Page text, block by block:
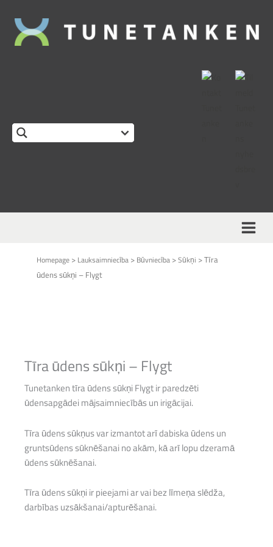
Homepage > Lauksaimniecība > Būvniecība >Sūkņi >Tīra
ūdens sūkņi – Flygt
Tīra ūdens sūkņi – Flygt
Tunetanken tīra ūdens sūkņi Flygt ir paredzēti
ūdensapgādei mājsaimniecībās un irigācijai.
Tīra ūdens sūkņus var izmantot arī dabiska ūdens un
gruntsūdens sūknēšanai no akām, kā arī lopu dzeramā
ūdens sūknēšanai.
Tīra ūdens sūkņi ir pieejami ar vai bez līmeņa slēdža,
darbības uzsākšanai/apturēšanai.
This form is temporarily unavailable.